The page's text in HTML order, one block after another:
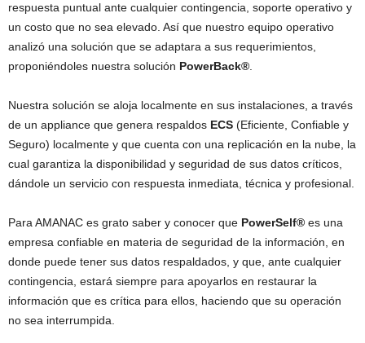
respuesta puntual ante cualquier contingencia, soporte operativo y
un costo que no sea elevado. Así que nuestro equipo operativo
analizó una solución que se adaptara a sus requerimientos,
proponiéndoles nuestra solución PowerBack®
Nuestra solución se aloja localmente en sus instalaciones, a través
de un appliance que genera respaldos ECS (Eficiente, Confiable y
Seguro) localmente y que cuenta con una replicación en la nube, la
cual garantiza la disponibilidad y seguridad de sus datos críticos,
dándole un servicio con respuesta inmediata, técnica y profesional.
Para AMANAC es grato saber y conocer que PowerSelf® es una
empresa confiable en materia de seguridad de la información, en
donde puede tener sus datos respaldados, y que, ante cualquier
contingencia, estará siempre para apoyarlos en restaurar la
información que es crítica para ellos, haciendo que su operación
no sea interrumpida.